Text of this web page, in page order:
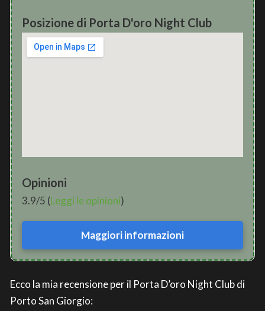
Posizione di Porta D'oro Night Club
Opinioni
3.9/5 (Leggi le opinioni)
Maggiori informazioni
Ecco la mia recensione per il Porta D’oro Night Club di
Porto San Giorgio: